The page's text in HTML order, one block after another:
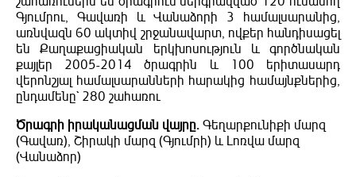
Գյումրու, Գավառի և Վանաձորի 3 համալսարանից,
առնվազն 60 ակտիվ շրջանավարտ, ովքեր հանդիսացել
են Քաղաքացիական երկխոսություն և գործնական
քայլեր 2005-2014 ծրագրին և 100 երիտասարդ
վերոնշյալ համալսարանների հարակից համայնքներից,
ընդամենը` 280 շահառու
Ծրագրի իրականացման վայրը. Գեղարքունիքի մարզ
(Գավառ), Շիրակի մարզ (Գյումրի) և Լոռվա մարզ
(Վանաձոր)